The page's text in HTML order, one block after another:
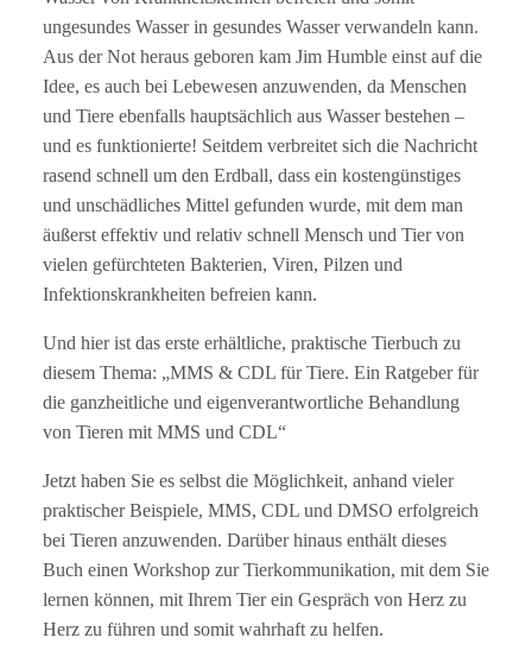
ungesundes Wasser in gesundes Wasser verwandeln kann.
Aus der Not heraus geboren kam Jim Humble einst auf die
Idee, es auch bei Lebewesen anzuwenden, da Menschen
und Tiere ebenfalls hauptsächlich aus Wasser bestehen –
und es funktionierte! Seitdem verbreitet sich die Nachricht
rasend schnell um den Erdball, dass ein kostengünstiges
und unschädliches Mittel gefunden wurde, mit dem man
äußerst effektiv und relativ schnell Mensch und Tier von
vielen gefürchteten Bakterien, Viren, Pilzen und
Infektionskrankheiten befreien kann.
Und hier ist das erste erhältliche, praktische Tierbuch zu
diesem Thema: „MMS & CDL für Tiere. Ein Ratgeber für
die ganzheitliche und eigenverantwortliche Behandlung
von Tieren mit MMS und CDL“
Jetzt haben Sie es selbst die Möglichkeit, anhand vieler
praktischer Beispiele, MMS, CDL und DMSO erfolgreich
bei Tieren anzuwenden. Darüber hinaus enthält dieses
Buch einen Workshop zur Tierkommunikation, mit dem Sie
lernen können, mit Ihrem Tier ein Gespräch von Herz zu
Herz zu führen und somit wahrhaft zu helfen.